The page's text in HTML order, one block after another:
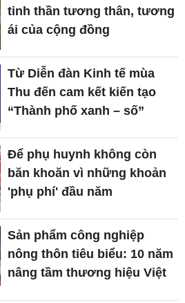
tinh thần tương thân, tương
ái của cộng đồng
Từ Diễn đàn Kinh tế mùa
Thu đến cam kết kiến tạo
“Thành phố xanh – số”
Để phụ huynh không còn
băn khoăn vì những khoản
'phụ phí' đầu năm
Sản phẩm công nghiệp
nông thôn tiêu biểu: 10 năm
nâng tầm thương hiệu Việt